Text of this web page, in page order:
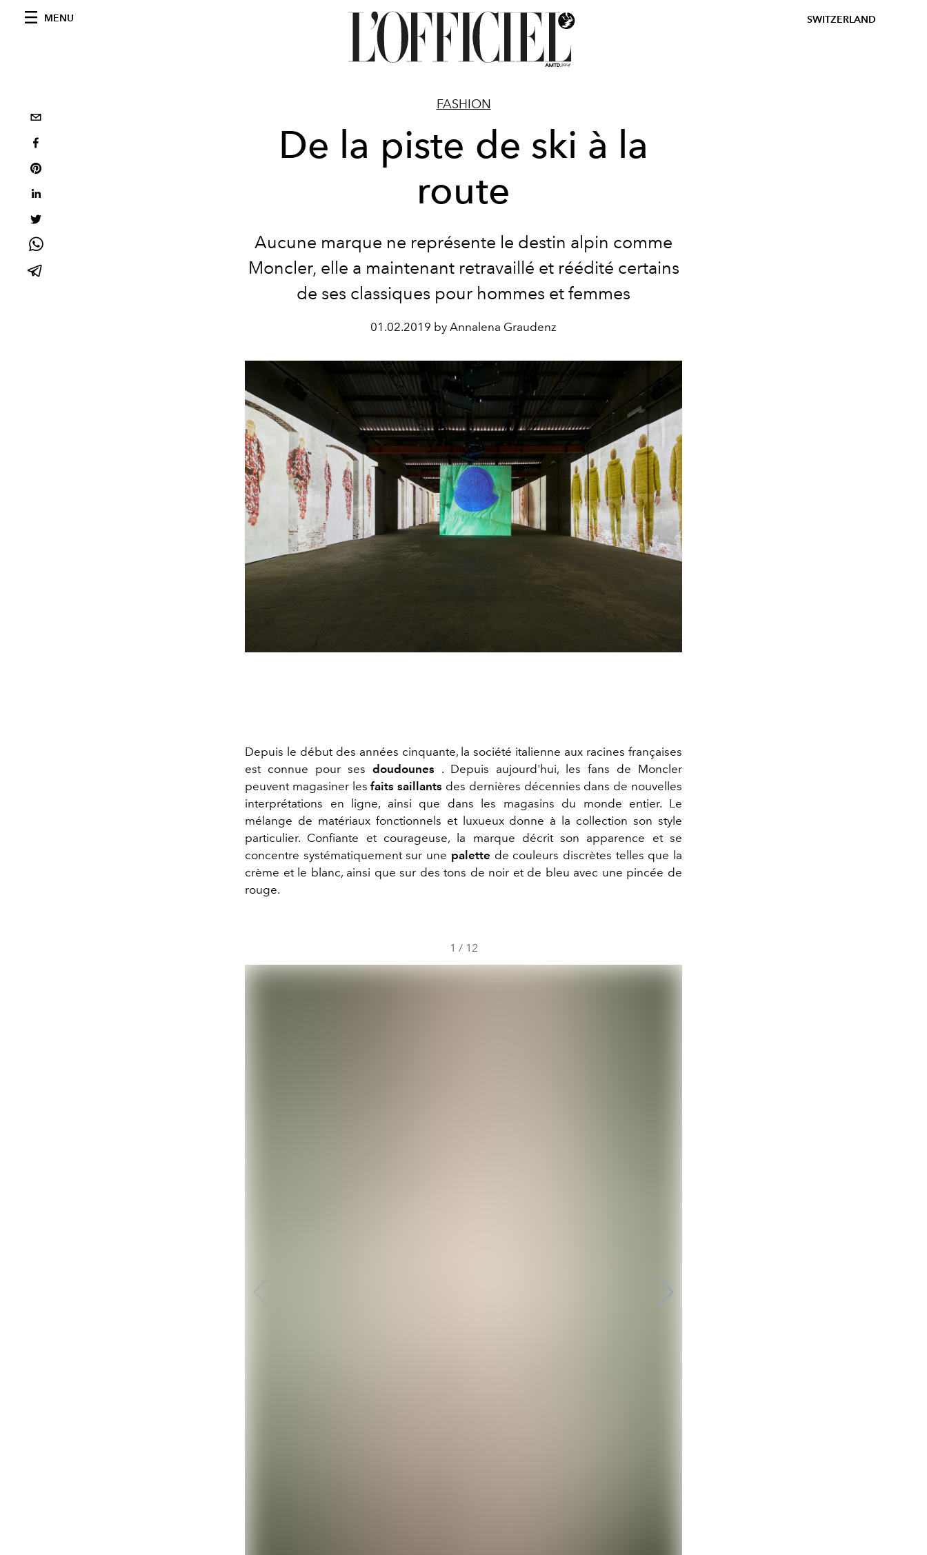
MENU SWITZERLAND
FASHION
De la piste de ski à la
route
Aucune marque ne représente le destin alpin comme
Moncler, elle a maintenant retravaillé et réédité certains
de ses classiques pour hommes et femmes
01.02.2019 by Annalena Graudenz
Depuis le début des années cinquante, la société italienne aux racines françaises
est connue pour ses doudounes . Depuis aujourd'hui, les fans de Moncler
peuvent magasiner lesfaits saillants des dernières décennies dans de nouvelles
interprétations en ligne, ainsi que dans les magasins du monde entier. Le
mélange de matériaux fonctionnels et luxueux donne à la collection son style
particulier. Confiante et courageuse, la marque décrit son apparence et se
concentre systématiquement sur une palette de couleurs discrètes telles que la
crème et le blanc, ainsi que sur des tons de noir et de bleu avec une pincée de
rouge.
1 / 12